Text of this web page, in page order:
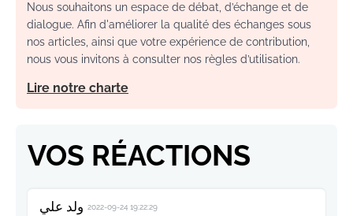
Nous souhaitons un espace de débat, d’échange et de
dialogue. Afin d'améliorer la qualité des échanges sous
nos articles, ainsi que votre expérience de contribution,
nous vous invitons à consulter nos règles d’utilisation.
Lire notre charte
VOS RÉACTIONS
ولد علي 2022-09-24 19:22:29